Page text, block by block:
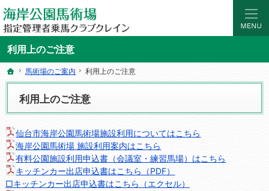
利用上のご注意
マンツーマンの乗馬レッスン。初めての乗馬レッスンやスクールなら仙台海岸公
海岸公園馬術場 指定管理者乗馬クラブクレイン｜宮城県仙台市の乗馬レッスン・
ホーム
馬術場のご案内 利用上のご注意
利用上のご注意
仙台市海岸公園馬術場施設利用についてはこちら
海岸公園馬術場 施設利用案内はこちら
有料公園施設利用申込書（会議室・練習馬場）はこちら
キッチンカー出店申込書はこちら（PDF）
□キッチンカー出店申込書はこちら（エクセル）
ホーム
馬術場のご案内 利用上のご注意